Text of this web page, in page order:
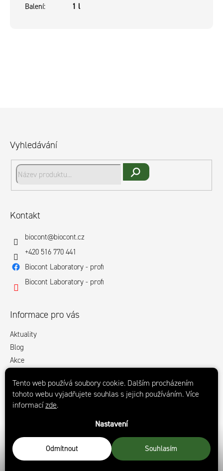
Tento web používá soubory cookie. Dalším procházením
tohoto webu vyjadřujete souhlas s jejich používáním. Více
informacízde.
Nastavení
Odmítnout Souhlasím
Balení: 1 l
Vyhledávání
Kontakt
biocont@biocont.cz
+420 516 770 441
Biocont Laboratory - profi
Biocont Laboratory - profi
Informace pro vás
Aktuality
Blog
Akce
Podmínky ochrany osobních údajů
Ke stažení